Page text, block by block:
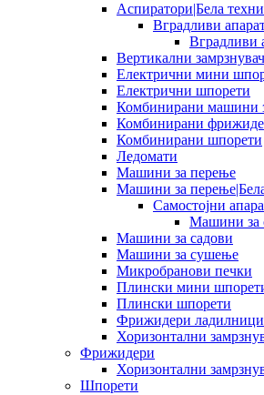
Аспиратори|Бела
Вградливи
Вградливи
Вертикални
Електрични мини
Електрични шпорети
Комбинирани машини
Комбинирани
Комбинирани шпорети
Ледомати
Машини за перење
Машини за
Самостојни
Машини за
Машини за садови
Машини за сушење
Микробранови печки
Плински мини
Плински шпорети
Фрижидери ладилници
Хоризонтални
Фрижидери
Хоризонтални
Шпорети